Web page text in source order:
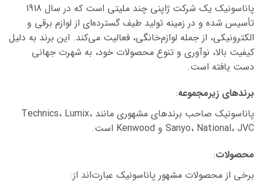
پاناسونیک یک شرکت ژاپنی چند ملیتی است که در سال 1918
تأسیس شده و در زمینه تولید طیف گسترده‌ای از لوازم برقی و
الکترونیکی، از جمله لوازم‌خانگی، فعالیت می‌کند. این برند به دلیل
کیفیت بالا، نوآوری و تنوع محصولات خود، به شهرت جهانی
دست یافته است.
برندهای زیرمجموعه:
پاناسونیک صاحب برندهای مشهوری مانند Technics، Lumix،
Sanyo، National، JVC و Kenwood است.
محصولات:
برخی از محصولات مشهور پاناسونیک عبارت‌اند از: